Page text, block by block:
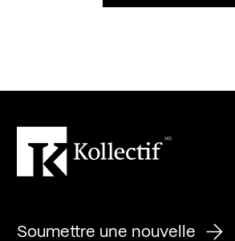
Soumettre une nouvelle